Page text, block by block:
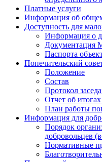
Платные услуги
Информация об
Доступность для
Информация о
Документация
Паспорта
Попечительский
Положение
Состав
Протокол
Отчет об
План работы
Информация для
Порядок
добровольцев
Нормативные